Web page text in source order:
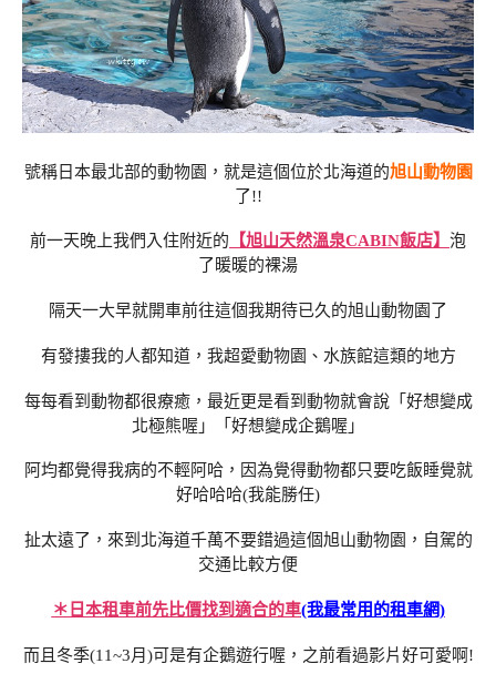
號稱日本最北部的動物園，就是這個位於北海道的旭山動物園
了!!
前一天晚上我們入住附近的 【旭山天然溫泉CABIN飯店】 泡
了暖暖的裸湯
隔天一大早就開車前往這個我期待已久的旭山動物園了
有發摟我的人都知道，我超愛動物園、水族館這類的地方
每每看到動物都很療癒，最近更是看到動物就會說「好想變成
北極熊喔」「好想變成企鵝喔」
阿均都覺得我病的不輕阿哈，因為覺得動物都只要吃飯睡覺就
好哈哈哈(我能勝任)
扯太遠了，來到北海道千萬不要錯過這個旭山動物園，自駕的
交通比較方便
＊日本租車前先比價找到適合的車(我最常用的租車網)
而且冬季(11~3月)可是有企鵝遊行喔，之前看過影片好可愛啊!